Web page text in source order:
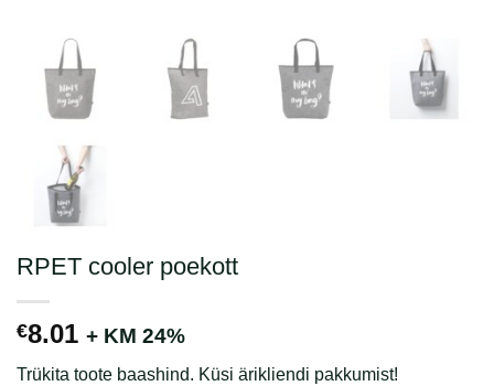
RPET cooler poekott
€8.01 + KM 24%
Trükita toote baashind. Küsi ärikliendi pakkumist!